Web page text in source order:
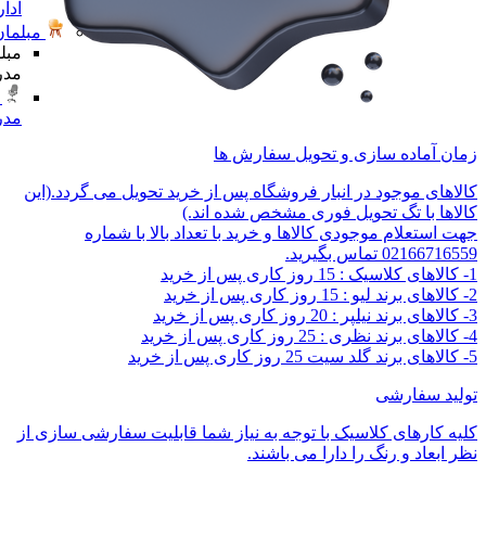
زمان آماده سازی و تحویل سفارش ها
کالاهای موجود در انبار فروشگاه پس از خرید تحویل می گردد.(این
کالاها با تگ تحویل فوری مشخص شده اند.)
جهت استعلام موجودی کالاها و خرید با تعداد بالا با شماره
02166716559 تماس بگیرید.
1- کالاهای کلاسیک : 15 روز کاری پس از خرید
2- کالاهای برند لیو : 15 روز کاری پس از خرید
3- کالاهای برند نیلپر : 20 روز کاری پس از خرید
4- کالاهای برند نظری : 25 روز کاری پس از خرید
5- کالاهای برند گلد سیت 25 روز کاری پس از خرید
تولید سفارشی
کلیه کارهای کلاسیک با توجه به نیاز شما قابلیت سفارشی سازی از
نظر ابعاد و رنگ را دارا می باشند.